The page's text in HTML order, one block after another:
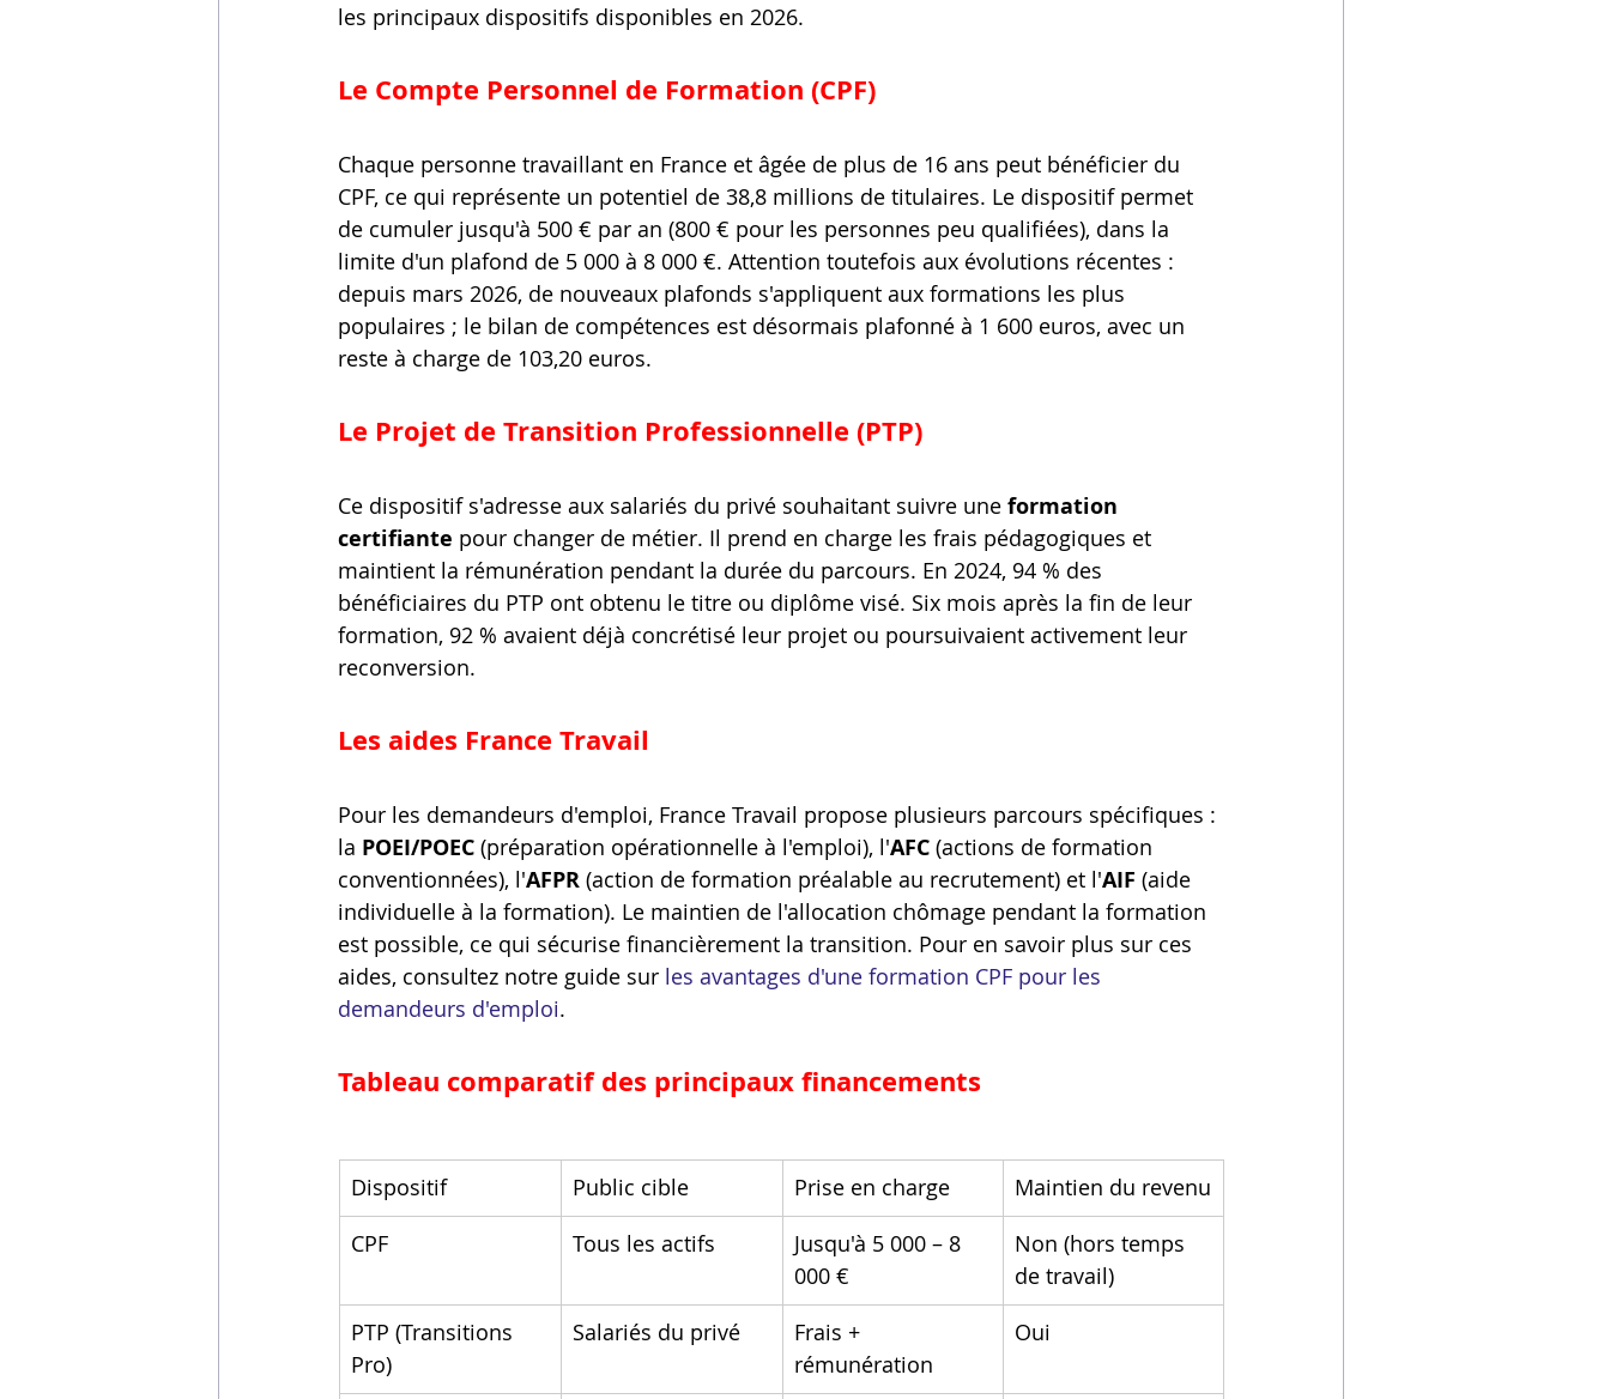
les principaux dispositifs disponibles en 2026.
Le Compte Personnel de Formation (CPF)
Chaque personne travaillant en France et âgée de plus de 16 ans peut bénéficier du
CPF, ce qui représente un potentiel de 38,8 millions de titulaires. Le dispositif permet
de cumuler jusqu'à 500 € par an (800 € pour les personnes peu qualifiées), dans la
limite d'un plafond de 5 000 à 8 000 €. Attention toutefois aux évolutions récentes :
depuis mars 2026, de nouveaux plafonds s'appliquent aux formations les plus
populaires ; le bilan de compétences est désormais plafonné à 1 600 euros, avec un
reste à charge de 103,20 euros.
Le Projet de Transition Professionnelle (PTP)
Ce dispositif s'adresse aux salariés du privé souhaitant suivre une formation
certifiante pour changer de métier. Il prend en charge les frais pédagogiques et
maintient la rémunération pendant la durée du parcours. En 2024, 94 % des
bénéficiaires du PTP ont obtenu le titre ou diplôme visé. Six mois après la fin de leur
formation, 92 % avaient déjà concrétisé leur projet ou poursuivaient activement leur
reconversion.
Les aides France Travail
Pour les demandeurs d'emploi, France Travail propose plusieurs parcours spécifiques :
la POEI/POEC (préparation opérationnelle à l'emploi), l'AFC (actions de formation
conventionnées), l'AFPR (action de formation préalable au recrutement) et l'AIF (aide
individuelle à la formation). Le maintien de l'allocation chômage pendant la formation
est possible, ce qui sécurise financièrement la transition. Pour en savoir plus sur ces
aides, consultez notre guide sur les avantages d'une formation CPF pour les
demandeurs d'emploi.
Tableau comparatif des principaux financements
Dispositif Public cible Prise en charge
Maintien du revenu
CPF
Tous les actifs
Jusqu'à 5 000 – 8
000 €
Non (hors temps
de travail)
PTP (Transitions
Pro)
Salariés du privé
Frais +
rémunération
Oui